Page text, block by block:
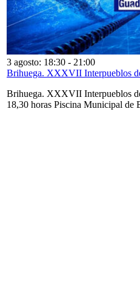
3 agosto: 18:30 - 21:00
Brihuega. XXXVII Interpueblos
Brihuega. XXXVII Interpueblos
18,30 horas Piscina Municipal de